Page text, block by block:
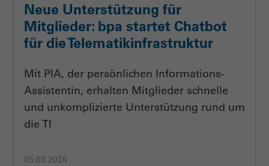
Neue Unterstützung für
Mitglieder: bpa startet Chatbot
für die Telematikinfrastruktur
Mit PIA, der persönlichen Informations-
Assistentin, erhalten Mitglieder schnelle
und unkomplizierte Unterstützung rund um
die TI
05.03.2026